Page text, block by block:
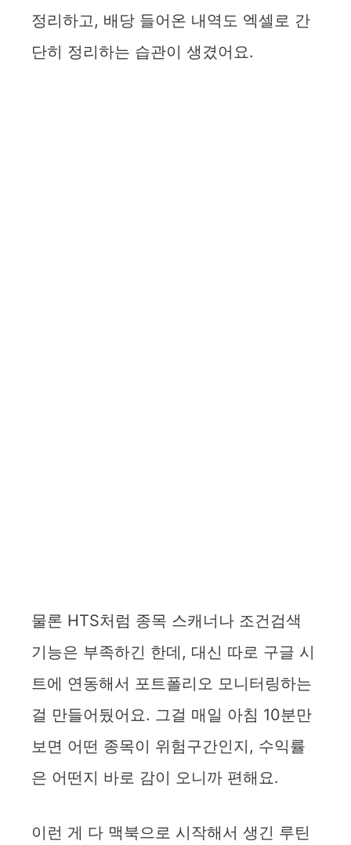
정리하고, 배당 들어온 내역도 엑셀로 간
단히 정리하는 습관이 생겼어요.
물론 HTS처럼 종목 스캐너나 조건검색
기능은 부족하긴 한데, 대신 따로 구글 시
트에 연동해서 포트폴리오 모니터링하는
걸 만들어뒀어요. 그걸 매일 아침 10분만
보면 어떤 종목이 위험구간인지, 수익률
은 어떤지 바로 감이 오니까 편해요.
이런 게 다 맥북으로 시작해서 생긴 루틴